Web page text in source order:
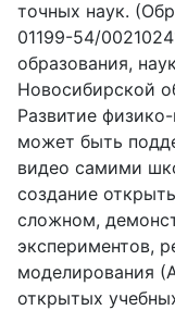
точных наук.
01199-54/
образования,
Новосибирской
Развитие
может быть
видео самими
создание
сложном,
экспериментов,
моделирования
открытых